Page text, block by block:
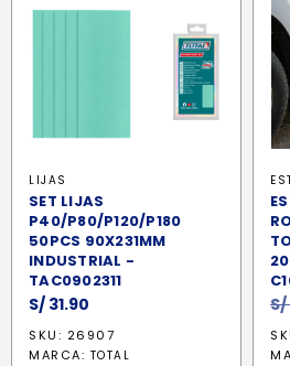
LIJAS
SET LIJAS
P40/P80/P120/P180
50PCS 90X231MM
INDUSTRIAL -
TAC0902311
S/ 31.90
SKU: 26907
MARCA: TOTAL
S/